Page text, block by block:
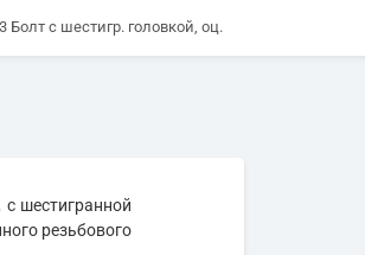
Болт с шестигр. головкой, оц.
шестигранной
резьбового